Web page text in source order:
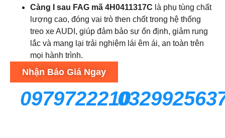
Càng I sau FAG mã 4H0411317C là phụ tùng chất
lượng cao, đóng vai trò then chốt trong hệ thống
treo xe AUDI, giúp đảm bảo sự ổn định, giảm rung
lắc và mang lại trải nghiệm lái êm ái, an toàn trên
mọi hành trình.
Nhận Báo Giá Ngay
0979722210